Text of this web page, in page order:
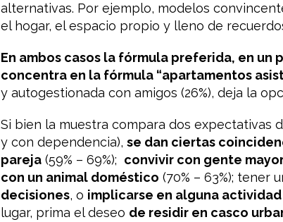
alternativas. Por ejemplo, modelos
el hogar, el espacio propio y lleno de
En ambos casos la fórmula preferida, en
concentra en la fórmula “apartamentos
y autogestionada con amigos (26%), deja la
Si bien la muestra compara dos expectativas
y con dependencia), se dan ciertas
pareja(59% – 69%); convivir con gente
con un animal doméstico (70% – 63%); tener
decisiones, o implicarse en alguna
lugar, prima el deseo de residir en casco